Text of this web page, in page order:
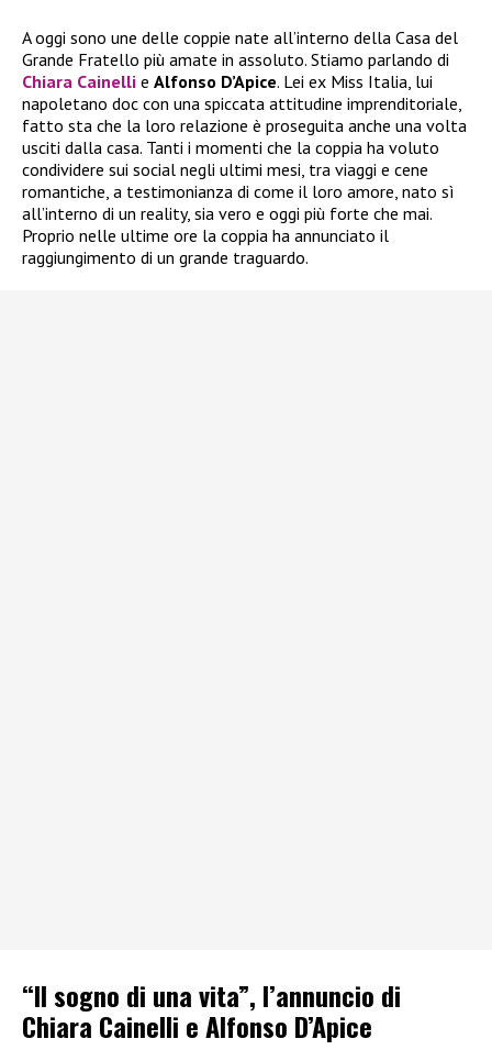
A oggi sono une delle coppie nate all’interno della Casa del
Grande Fratello più amate in assoluto. Stiamo parlando di
Chiara Cainelli e Alfonso D’Apice. Lei ex Miss Italia, lui
napoletano doc con una spiccata attitudine imprenditoriale,
fatto sta che la loro relazione è proseguita anche una volta
usciti dalla casa. Tanti i momenti che la coppia ha voluto
condividere sui social negli ultimi mesi, tra viaggi e cene
romantiche, a testimonianza di come il loro amore, nato sì
all’interno di un reality, sia vero e oggi più forte che mai.
Proprio nelle ultime ore la coppia ha annunciato il
raggiungimento di un grande traguardo.
“Il sogno di una vita”, l’annuncio di
Chiara Cainelli e Alfonso D’Apice